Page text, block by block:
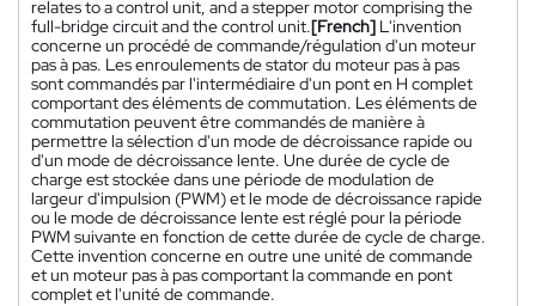
relates to a control unit, and a stepper motor comprising the
full-bridge circuit and the control unit.[French] L'invention
concerne un procédé de commande/régulation d'un moteur
pas à pas. Les enroulements de stator du moteur pas à pas
sont commandés par l'intermédiaire d'un pont en H complet
comportant des éléments de commutation. Les éléments de
commutation peuvent être commandés de manière à
permettre la sélection d'un mode de décroissance rapide ou
d'un mode de décroissance lente. Une durée de cycle de
charge est stockée dans une période de modulation de
largeur d'impulsion (PWM) et le mode de décroissance rapide
ou le mode de décroissance lente est réglé pour la période
PWM suivante en fonction de cette durée de cycle de charge.
Cette invention concerne en outre une unité de commande
et un moteur pas à pas comportant la commande en pont
complet et l'unité de commande.